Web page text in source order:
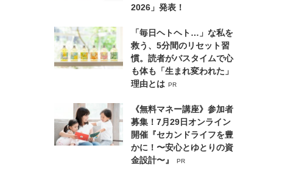
2026」発表！
「毎日ヘトヘト…」な私を
救う、5分間のリセット習
慣。読者がバスタイムで心
も体も「生まれ変われた」
理由とは PR
《無料マネー講座》参加者
募集！7月29日オンライン
開催『セカンドライフを豊
かに！〜安心とゆとりの資
金設計〜』
PR